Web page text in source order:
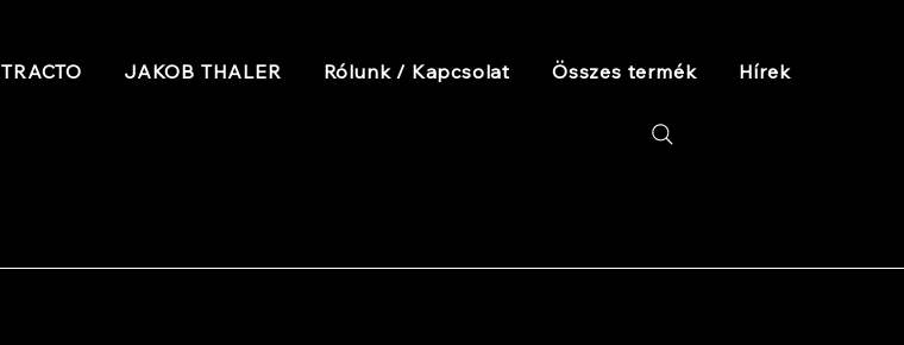
TRACTO JAKOB THALER Rólunk / Kapcsolat Összes termék Hírek